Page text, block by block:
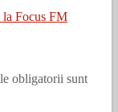
la Focus FM
obligatorii sunt